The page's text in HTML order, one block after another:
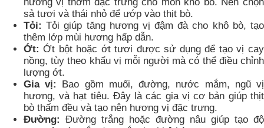
sả tươi và thái nhỏ để ướp vào thịt bò.
Tỏi: Tỏi giúp tăng hương vị đậm đà cho khô bò, tạo
thêm lớp mùi hương hấp dẫn.
Ớt: Ớt bột hoặc ớt tươi được sử dụng để tạo vị cay
nồng, tùy theo khẩu vị mỗi người mà có thể điều chỉnh
lượng ớt.
Gia vị:
Bao gồm muối, đường, nước mắm, ngũ vị
hương, và hạt tiêu. Đây là các gia vị cơ bản giúp thịt
bò thấm đều và tạo nên hương vị đặc trưng.
Đường: Đường trắng hoặc đường nâu giúp tạo độ